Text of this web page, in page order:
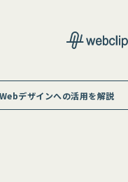
デザインへの活用を解説